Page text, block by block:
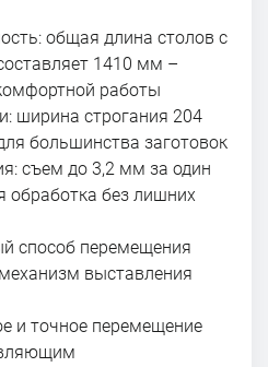
общая длина столов с
1410 мм –
работы
ширина строгания 204
большинства заготовок
съем до 3,2 мм за один
обработка без лишних
способ перемещения
выставления
и точное перемещение